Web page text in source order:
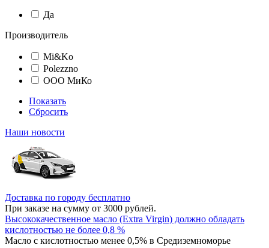
Да
Производитель
Mi&Ko
Polezzno
ООО МиКо
Показать
Сбросить
Наши новости
Доставка по городу бесплатно
При заказе на сумму от 3000 рублей.
Высококачественное масло (Extra Virgin) должно обладать
кислотностью не более 0,8 %
Масло с кислотностью менее 0,5% в Средиземноморье